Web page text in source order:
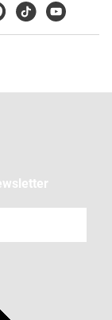
TiktokYoutube